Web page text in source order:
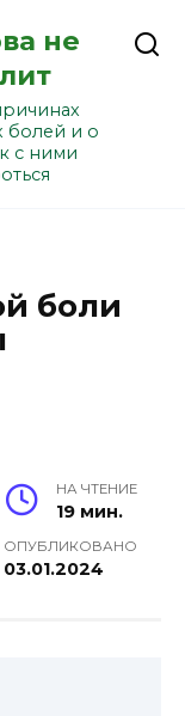
не
болей и о
с ними
боли
НА ЧТЕНИЕ
19 мин.
ОПУБЛИКОВАНО
03.01.2024